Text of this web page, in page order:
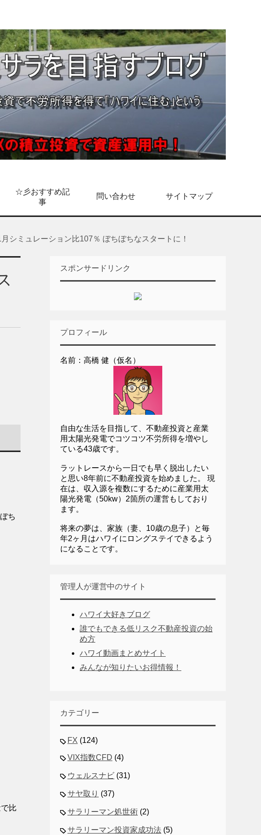
☆彡おすすめ記
事
問い合わせ サイトマップ
シミュレーション比107％ ぼちぼちなスタートに！
ち
比
スポンサードリンク
プロフィール
名前：高橋 健（仮名）
自由な生活を目指して、不動産投資と産業
用太陽光発電でコツコツ不労所得を増やし
ている43歳です。
ラットレースから一日でも早く脱出したい
と思い8年前に不動産投資を始めました。 現
在は、収入源を複数にするために産業用太
陽光発電（50kw）2箇所の運営もしており
ます。
将来の夢は、家族（妻、10歳の息子）と毎
年2ヶ月はハワイにロングステイできるよう
になることです。
管理人が運営中のサイト
ハワイ大好きブログ
誰でもできる低リスク不動産投資の始
め方
ハワイ動画まとめサイト
みんなが知りたいお得情報！
カテゴリー
FX (124)
VIX指数CFD (4)
ウェルスナビ (31)
サヤ取り (37)
サラリーマン処世術 (2)
サラリーマン投資家成功法 (5)